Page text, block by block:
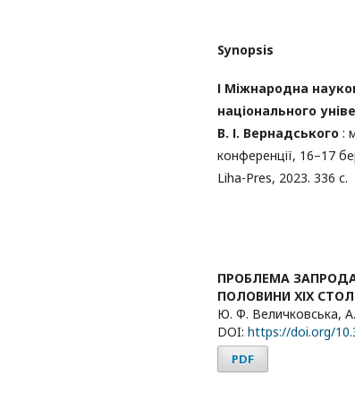
Synopsis
І Міжнародна
національного
В. І. Вернадського :
конференції, 16–17
Liha-Pres, 2023. 336 с.
ПРОБЛЕМА
ПОЛОВИНИ ХІХ
Ю. Ф. Величковська,
DOI: https://doi.org/
PDF